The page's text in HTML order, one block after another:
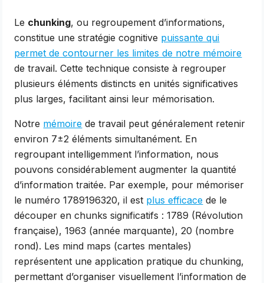
Le chunking, ou regroupement d’informations,
constitue une stratégie cognitive puissante qui
permet de contourner les limites de notre mémoire
de travail. Cette technique consiste à regrouper
plusieurs éléments distincts en unités significatives
plus larges, facilitant ainsi leur mémorisation.
Notre mémoire de travail peut généralement retenir
environ 7±2 éléments simultanément. En
regroupant intelligemment l’information, nous
pouvons considérablement augmenter la quantité
d’information traitée. Par exemple, pour mémoriser
le numéro 1789196320, il est plus efficace de le
découper en chunks significatifs : 1789 (Révolution
française), 1963 (année marquante), 20 (nombre
rond). Les mind maps (cartes mentales)
représentent une application pratique du chunking,
permettant d’organiser visuellement l’information de